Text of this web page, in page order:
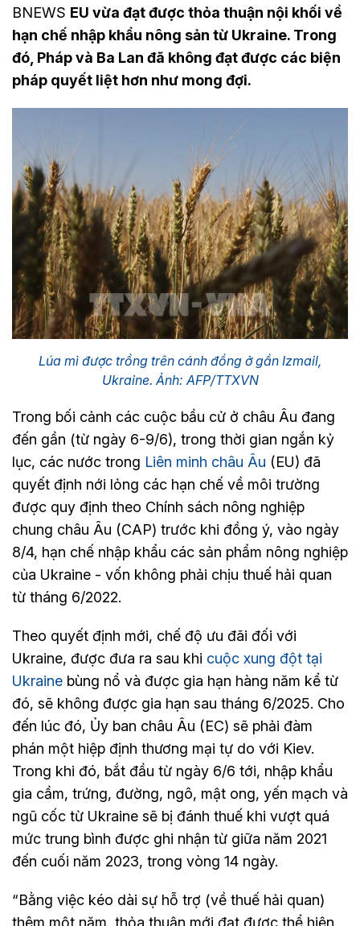
BNEWS EU vừa đạt được thỏa thuận nội khối về
hạn chế nhập khẩu nông sản từ Ukraine. Trong
đó, Pháp và Ba Lan đã không đạt được các biện
pháp quyết liệt hơn như mong đợi.
Lúa mì được trồng trên cánh đồng ở gần Izmail,
Ukraine. Ảnh: AFP/TTXVN
Trong bối cảnh các cuộc bầu cử ở châu Âu đang
đến gần (từ ngày 6-9/6), trong thời gian ngắn kỷ
lục, các nước trong Liên minh châu Âu (EU) đã
quyết định nới lỏng các hạn chế về môi trường
được quy định theo Chính sách nông nghiệp
chung châu Âu (CAP) trước khi đồng ý, vào ngày
8/4, hạn chế nhập khẩu các sản phẩm nông nghiệp
của Ukraine - vốn không phải chịu thuế hải quan
từ tháng 6/2022.
Theo quyết định mới, chế độ ưu đãi đối với
Ukraine, được đưa ra sau khi cuộc xung đột tại
Ukraine bùng nổ và được gia hạn hàng năm kể từ
đó, sẽ không được gia hạn sau tháng 6/2025. Cho
đến lúc đó, Ủy ban châu Âu (EC) sẽ phải đàm
phán một hiệp định thương mại tự do với Kiev.
Trong khi đó, bắt đầu từ ngày 6/6 tới, nhập khẩu
gia cầm, trứng, đường, ngô, mật ong, yến mạch và
ngũ cốc từ Ukraine sẽ bị đánh thuế khi vượt quá
mức trung bình được ghi nhận từ giữa năm 2021
đến cuối năm 2023, trong vòng 14 ngày.
“Bằng việc kéo dài sự hỗ trợ (về thuế hải quan)